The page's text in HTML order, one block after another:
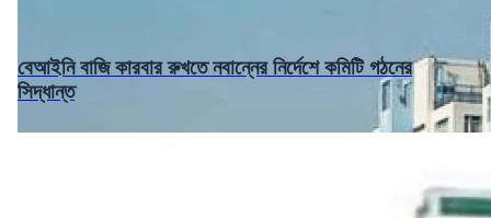
বেআইনি বাজি কারবার রুখতে নবান্নের নির্দেশে কমিটি গঠনের
সিদ্ধান্ত